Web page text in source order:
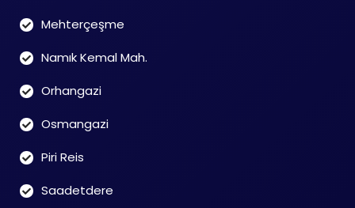
Mehterçeşme
Namık Kemal Mah.
Orhangazi
Osmangazi
Piri Reis
Saadetdere